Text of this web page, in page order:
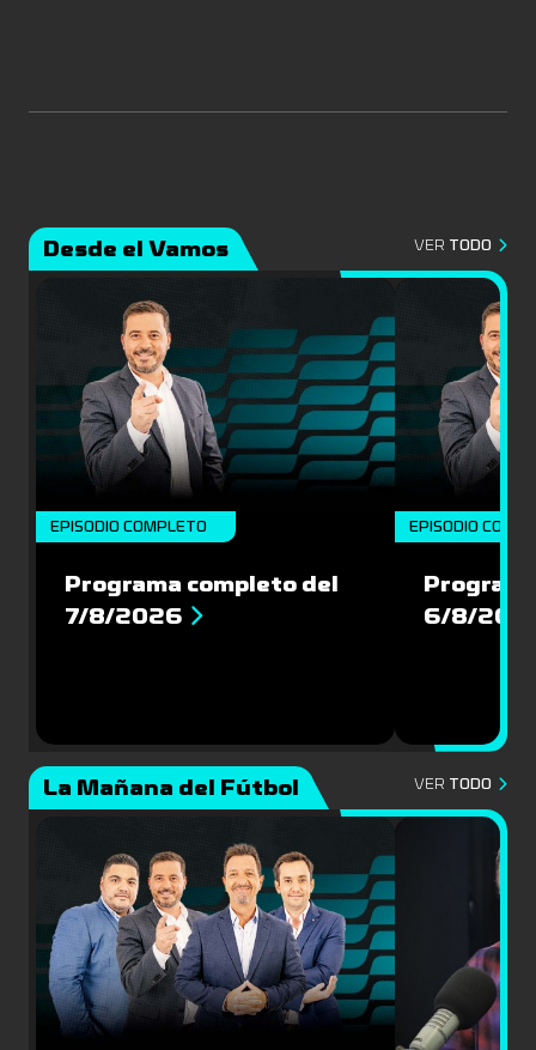
Desde el Vamos VER TODO
EPISODIO COMPLETO
Programa completo del
7/8/2026
EPISODIO
6/8/
La Mañana del Fútbol VER TODO